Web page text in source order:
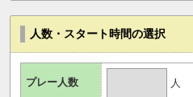
人数・スタート時間の選択
プレー人数 人